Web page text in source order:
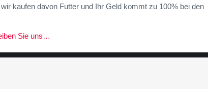
kaufen davon Futter und Ihr Geld kommt zu 100% bei den
Sie uns…